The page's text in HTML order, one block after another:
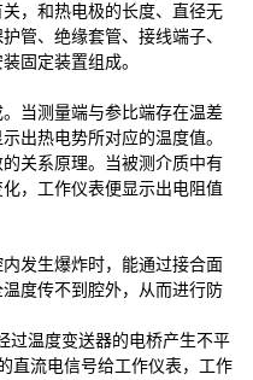
，和热电极的长度、直径无
管、绝缘套管、接线端子、
固定装置组成。
当测量端与参比端存在温差
出热电势所对应的温度值。
关系原理。当被测介质中有
，工作仪表便显示出电阻值
发生爆炸时，能通过接合面
度传不到腔外，从而进行防
过温度变送器的电桥产生不平
直流电信号给工作仪表，工作